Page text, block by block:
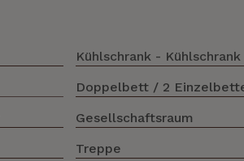
Kühlschrank - Kühlschrank
Doppelbett / 2
Gesellschaftsraum
Treppe